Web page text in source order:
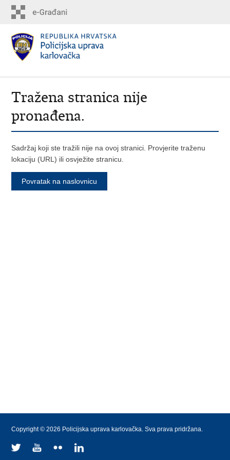
Tražena stranica nije
pronađena.
Sadržaj koji ste tražili nije na ovoj stranici. Provjerite traženu
lokaciju (URL) ili osvježite stranicu.
Povratak na naslovnicu
Copyright © 2026 Policijska uprava karlovačka. Sva prava pridržana.